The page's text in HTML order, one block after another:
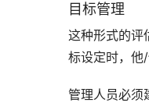
目标管理
这种形式的评
标设定时，他
管理人员必须